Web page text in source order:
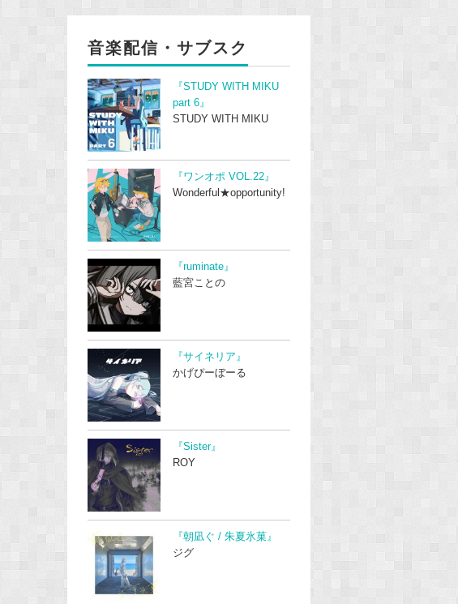
音楽配信・サブスク
『STUDY WITH MIKU
part 6』
STUDY WITH MIKU
『ワンオポ VOL.22』
Wonderful★opportunity!
『ruminate』
藍宮ことの
『サイネリア』
かげぴーぼーる
『Sister』
ROY
『朝凪ぐ / 朱夏氷菓』
ジグ